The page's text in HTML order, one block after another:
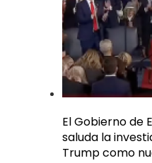
El Gobierno de
saluda la
Trump como